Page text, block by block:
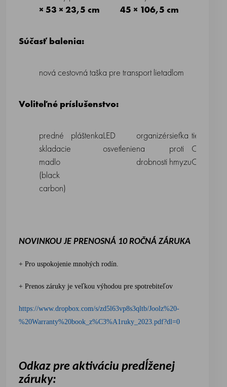
× 53 × 23,5 cm
45 × 106,5 cm
Súčasť balenia:
nová cestovná taška pre transport lietadlom
Voliteľné príslušenstvo:
predné
skladacie
madlo
(black
carbon)
pláštenkaLED
osvetlenie
organizér
na
drobnosti
sieťka
proti
hmyzu
tienidlo
Comfort
Cover
NOVINKOU JE PRENOSNÁ 10 ROČNÁ ZÁRUKA
+ Pro uspokojenie mnohých rodín.
+ Prenos záruky je veľkou výhodou pre spotrebiteľov
https://www.dropbox.com/s/zd5l63vp8s3qltb/Joolz%20-
%20Warranty%20book_z%C3%A1ruky_2023.pdf?dl=0
Odkaz pre aktiváciu predĺženej
záruky: